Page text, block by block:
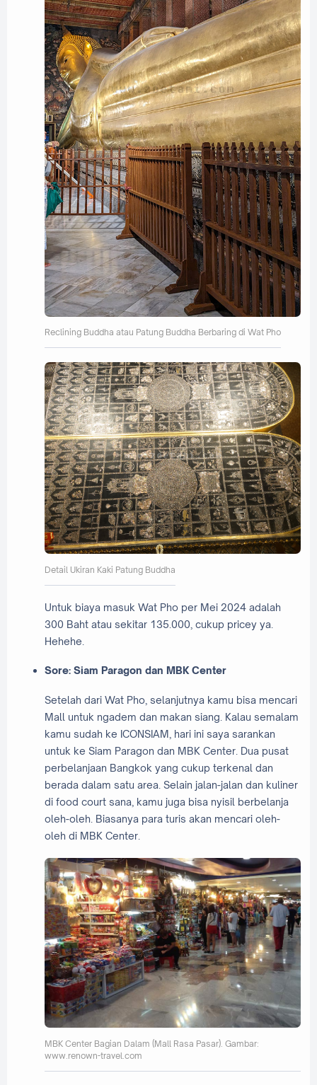
Reclining Buddha atau Patung Buddha Berbaring di Wat Pho
Detail Ukiran Kaki Patung Buddha
Untuk biaya masuk Wat Pho per Mei 2024 adalah
300 Baht atau sekitar 135.000, cukup pricey ya.
Hehehe.
Sore: Siam Paragon dan MBK Center
Setelah dari Wat Pho, selanjutnya kamu bisa mencari
Mall untuk ngadem dan makan siang. Kalau semalam
kamu sudah ke ICONSIAM, hari ini saya sarankan
untuk ke Siam Paragon dan MBK Center. Dua pusat
perbelanjaan Bangkok yang cukup terkenal dan
berada dalam satu area. Selain jalan-jalan dan kuliner
di food court sana, kamu juga bisa nyisil berbelanja
oleh-oleh. Biasanya para turis akan mencari oleh-
oleh di MBK Center.
MBK Center Bagian Dalam (Mall Rasa Pasar). Gambar:
www.renown-travel.com